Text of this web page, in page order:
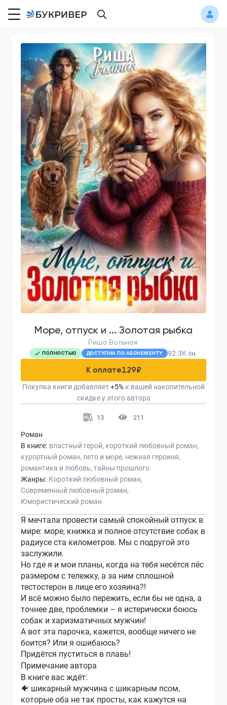
Море, отпуск и ... Золотая рыбка
Риша Вольная
ПОЛНОСТЬЮ ДОСТУПНА ПО АБОНЕМЕНТУ 92.3K зн.
К оплате129₽
Покупка книги добавляет+5% к вашей накопительной
скидке у этого автора
13 211
Роман
В книге: властный герой короткий любовный роман
курортный роман лето и море нежная героиня
романтика и любовь тайны прошлого
Жанры: Короткий любовный роман
Современный любовный роман
Юмористический роман
Я мечтала провести самый спокойный отпуск в
мире: море, книжка и полное отсутствие собак в
радиусе ста километров. Мы с подругой это
заслужили.
Но где я и мои планы, когда на тебя несётся пёс
размером с тележку, а за ним сплошной
тестостерон в лице его хозяина?!
И всё можно было пережить, если бы не одна, а
точнее две, проблемки – я истерически боюсь
собак и харизматичных мужчин!
А вот эта парочка, кажется, вообще ничего не
боится? Или я ошибаюсь?
Придётся пуститься в плавь!
Примечание автора
В книге вас ждёт:
🐠 шикарный мужчина с шикарным псом,
которые оба не так просты, как кажутся на